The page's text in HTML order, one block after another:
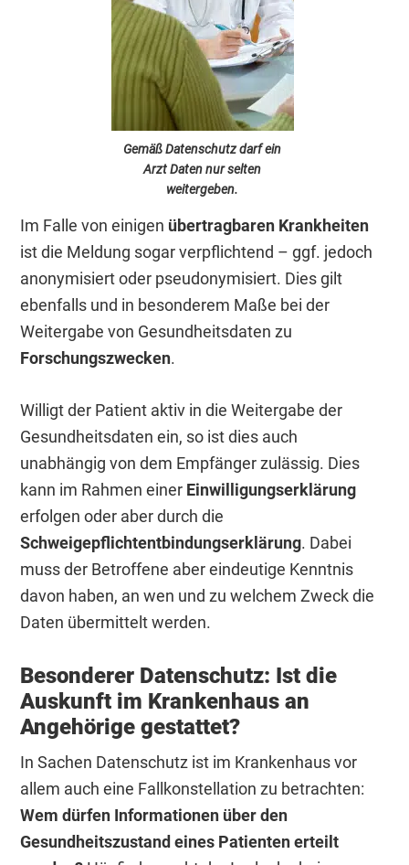
Gemäß Datenschutz darf ein
Arzt Daten nur selten
weitergeben.
Im Falle von einigen übertragbaren Krankheiten
ist die Meldung sogar verpflichtend – ggf. jedoch
anonymisiert oder pseudonymisiert. Dies gilt
ebenfalls und in besonderem Maße bei der
Weitergabe von Gesundheitsdaten zu
Forschungszwecken.
Willigt der Patient aktiv in die Weitergabe der
Gesundheitsdaten ein, so ist dies auch
unabhängig von dem Empfänger zulässig. Dies
kann im Rahmen einer Einwilligungserklärung
erfolgen oder aber durch die
Schweigepflichtentbindungserklärung. Dabei
muss der Betroffene aber eindeutige Kenntnis
davon haben, an wen und zu welchem Zweck die
Daten übermittelt werden.
Besonderer Datenschutz: Ist die
Auskunft im Krankenhaus an
Angehörige gestattet?
In Sachen Datenschutz ist im Krankenhaus vor
allem auch eine Fallkonstellation zu betrachten:
Wem dürfen Informationen über den
Gesundheitszustand eines Patienten erteilt